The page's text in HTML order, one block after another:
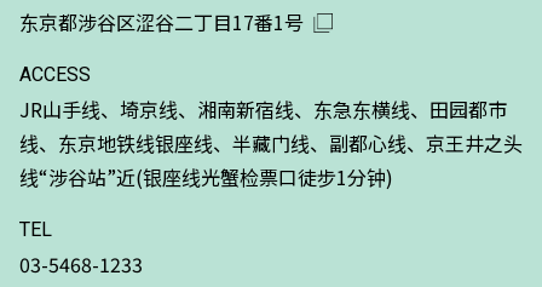
东京都涉谷区涩谷二丁目17番1号
ACCESS
JR山手线、埼京线、湘南新宿线、东急东横线、田园都市
线、东京地铁线银座线、半藏门线、副都心线、京王井之头
线“涉谷站”近(银座线光蟹检票口徒步1分钟)
TEL
03-5468-1233